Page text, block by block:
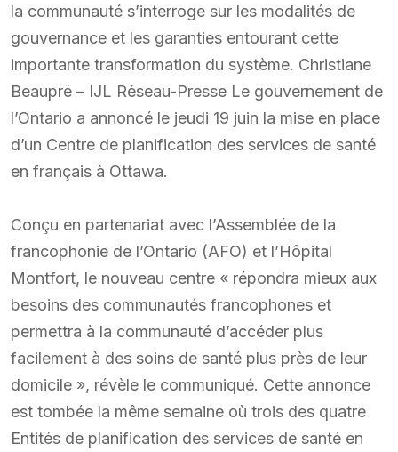
la communauté s’interroge sur les modalités de
gouvernance et les garanties entourant cette
importante transformation du système. Christiane
Beaupré – IJL Réseau-Presse Le gouvernement de
l’Ontario a annoncé le jeudi 19 juin la mise en place
d’un Centre de planification des services de santé
en français à Ottawa.
Conçu en partenariat avec l’Assemblée de la
francophonie de l’Ontario (AFO) et l’Hôpital
Montfort, le nouveau centre « répondra mieux aux
besoins des communautés francophones et
permettra à la communauté d’accéder plus
facilement à des soins de santé plus près de leur
domicile », révèle le communiqué. Cette annonce
est tombée la même semaine où trois des quatre
Entités de planification des services de santé en